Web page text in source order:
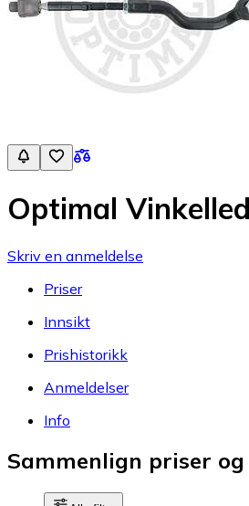
Optimal
Skriv en anmeldelse
Priser
Innsikt
Prishistorikk
Anmeldelser
Info
Sammenlign priser